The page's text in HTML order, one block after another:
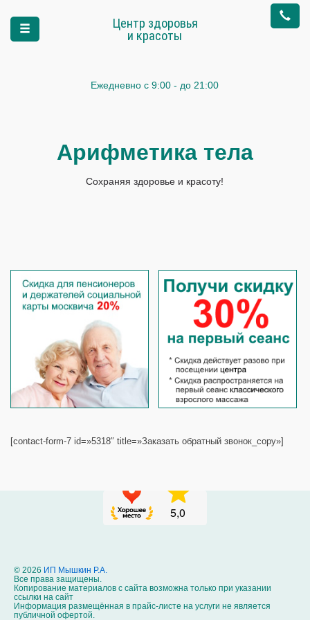
Центр здоровья
и красоты
Арифметика тела
Сохраняя здоровье и красоту!
Ежедневно с 9:00 - до 21:00
[contact-form-7 id=»5318″ title=»Заказать обратный звонок_copy»]
© 2026 ИП Мышкин Р.А.
Все права защищены.
Копирование материалов с сайта возможна только при указании
ссылки на сайт
Информация размещённая в прайс-листе на услуги не является
публичной офертой.